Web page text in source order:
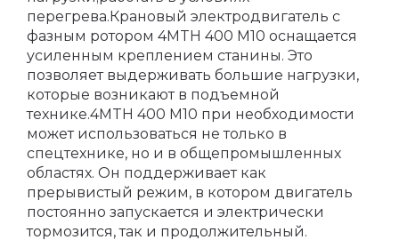
перегрева.Крановый электродвигатель с
фазным ротором 4MTH 400 M10 оснащается
усиленным креплением станины. Это
позволяет выдерживать большие нагрузки,
которые возникают в подъемной
технике.4MTH 400 M10 при необходимости
может использоваться не только в
спецтехнике, но и в общепромышленных
областях. Он поддерживает как
прерывистый режим, в котором двигатель
постоянно запускается и электрически
тормозится, так и продолжительный.